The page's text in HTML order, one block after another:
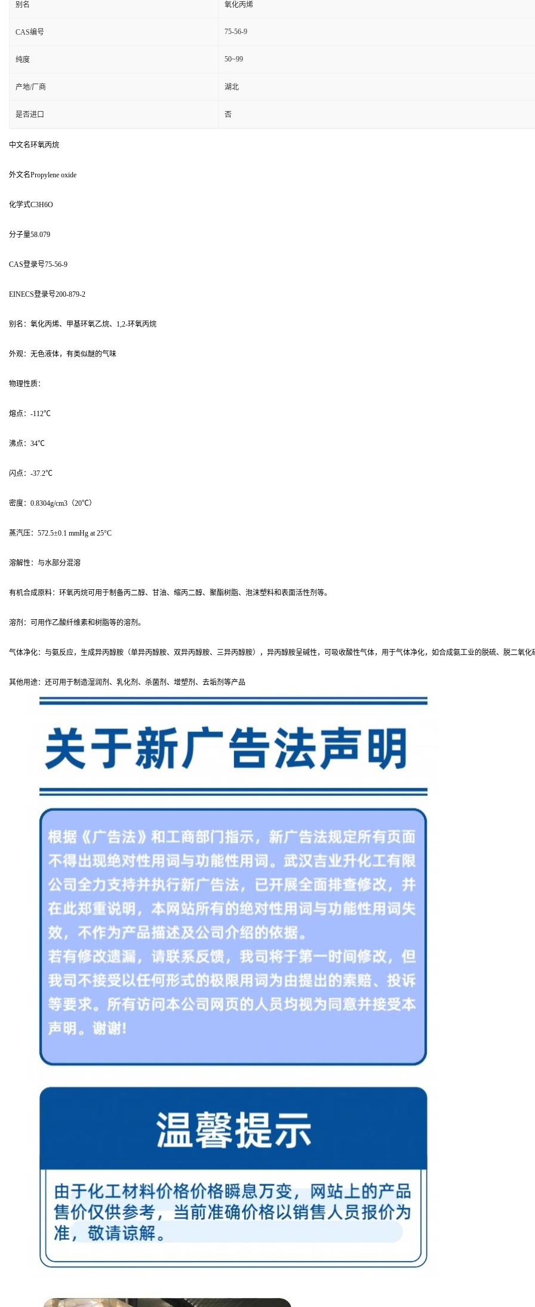
别名 氧化丙烯
CAS编号 75-56-9
纯度 50~99
产地/厂商 湖北
是否进口 否
中文名环氧丙烷
外文名Propylene oxide
化学式C3H6O
分子量58.079
CAS登录号75-56-9
EINECS登录号200-879-2
别名：氧化丙烯、甲基环氧乙烷、1,2-环氧丙烷
外观：无色液体，有类似醚的气味
物理性质：
熔点：-112℃
沸点：34℃
闪点：-37.2℃
密度：0.8304g/cm3（20℃）
蒸汽压：572.5±0.1 mmHg at 25°C
溶解性：与水部分混溶
有机合成原料：环氧丙烷可用于制备丙二醇、甘油、缩丙二醇、聚酯树脂、泡沫塑料和表面活性剂等。
溶剂：可用作乙酸纤维素和树脂等的溶剂。
气体净化：与氨反应，生成异丙醇胺（单异丙醇胺、双异丙醇胺、三异丙醇胺），异丙醇胺呈碱性，可吸收酸性气体，用于气体净化，如合成氨工业的脱硫、脱二氧化
其他用途：还可用于制造湿润剂、乳化剂、杀菌剂、增塑剂、去垢剂等产品